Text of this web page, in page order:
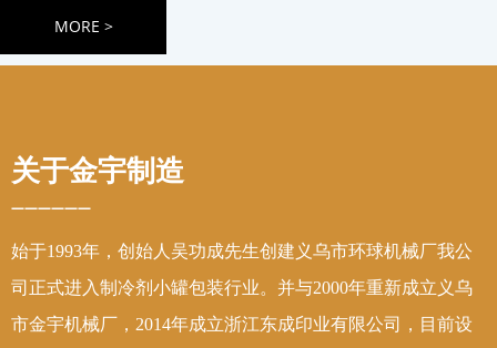
关于金宇制造
——————
始于1993年，创始人吴功成先生创建义乌市环球机械厂我公
司正式进入制冷剂小罐包装行业。并与2000年重新成立义乌
市金宇机械厂，2014年成立浙江东成印业有限公司，目前设
MORE >